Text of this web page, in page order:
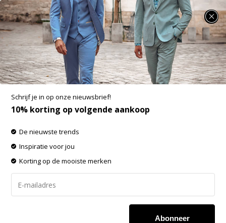
SUMMER SALE: 25% t/m 50% korting op heel veel zomerse items!
District Indigo Overhemd Print (7.12.026.746 -
307)
Aan verlanglijst toevoegen
Schrijf je in op onze nieuwsbrief!
10% korting op volgende aankoop
De nieuwste trends
Inspiratie voor jou
Korting op de mooiste merken
Abonneer